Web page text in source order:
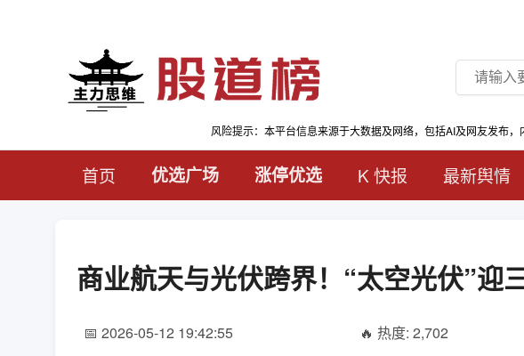
风险提示：本平台信息来源于大数据及网络，包括AI及网友发布
首页 优选广场 涨停优选 K 快报 最新舆情
商业航天与光伏跨界！“太空光伏”迎
📅 2026-05-12 19:42:55 🔥 热度: 2,702